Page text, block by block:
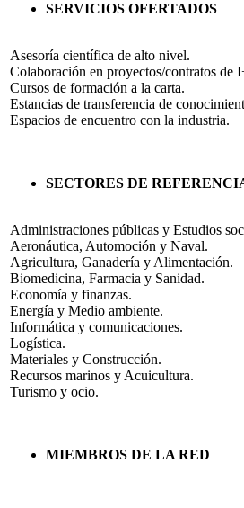
SERVICIOS OFERTADOS
Asesoría científica de alto nivel.
Colaboración en proyectos/contratos de
Cursos de formación a la carta.
Estancias de transferencia de
Espacios de encuentro con la industria.
SECTORES DE
Administraciones públicas y Estudios
Aeronáutica, Automoción y Naval.
Agricultura, Ganadería y Alimentación.
Biomedicina, Farmacia y Sanidad.
Economía y finanzas.
Energía y Medio ambiente.
Informática y comunicaciones.
Logística.
Materiales y Construcción.
Recursos marinos y Acuicultura.
Turismo y ocio.
MIEMBROS DE LA RED